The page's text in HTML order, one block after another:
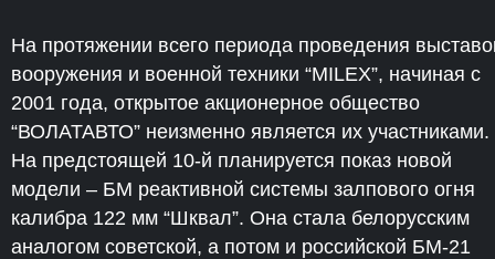
На протяжении всего периода проведения
вооружения и военной техники “MILEX”, начиная с
2001 года, открытое акционерное общество
“ВОЛАТАВТО” неизменно является их участниками.
На предстоящей 10-й планируется показ новой
модели – БМ реактивной системы залпового огня
калибра 122 мм “Шквал”. Она стала белорусским
аналогом советской, а потом и российской БМ-21